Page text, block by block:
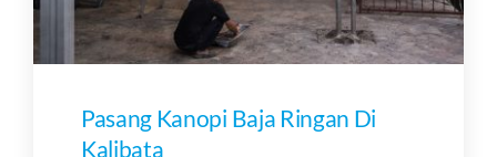
Pasang Kanopi Baja Ringan Di
Kalibata